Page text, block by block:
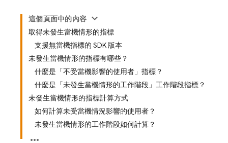
這個頁面中的內容
取得未發生當機情形的指標
支援無當機指標的 SDK 版本
未發生當機情形的指標有哪些？
什麼是「不受當機影響的使用者」指標？
什麼是「未發生當機情形的工作階段」工作階段指標？
未發生當機情形的指標計算方式
如何計算未受當機情況影響的使用者？
未發生當機情形的工作階段如何計算？